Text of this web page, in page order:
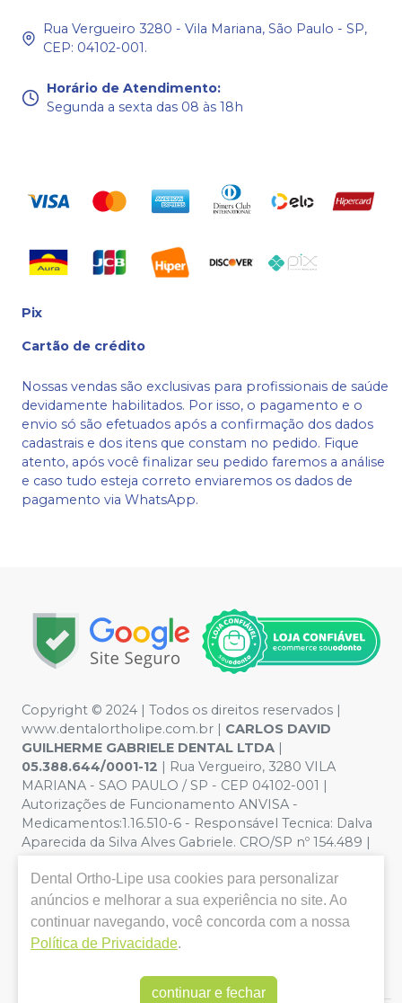
Rua Vergueiro 3280 - Vila Mariana, São Paulo - SP,
CEP: 04102-001.
Horário de Atendimento:
Segunda a sexta das 08 às 18h
Pix
Cartão de crédito
Nossas vendas são exclusivas para profissionais de saúde
devidamente habilitados. Por isso, o pagamento e o
envio só são efetuados após a confirmação dos dados
cadastrais e dos itens que constam no pedido. Fique
atento, após você finalizar seu pedido faremos a análise
e caso tudo esteja correto enviaremos os dados de
pagamento via WhatsApp.
Copyright © 2024 | Todos os direitos reservados |
www.dentalortholipe.com.br | CARLOS DAVID
GUILHERME GABRIELE DENTAL LTDA |
05.388.644/0001-12 | Rua Vergueiro, 3280 VILA
MARIANA - SAO PAULO / SP - CEP 04102-001 |
Autorizações de Funcionamento ANVISA -
Medicamentos:1.16.510-6 - Responsável Tecnica: Dalva
Aparecida da Silva Alves Gabriele. CRO/SP nº 154.489 |
ilustrativas - Os preços e condições da loja virtual estão
sujeitos a alterações. Em caso de divergência de preços
no site, o valor válido é o do Carrinho de Compra. Não
vendemos por atacado, por isso nos reservamos o
direito de não atender compras de grandes volumes
Dental Ortho-Lipe usa cookies para personalizar
anúncios e melhorar a sua experiência no site. Ao
continuar navegando, você concorda com a nossa
Política de Privacidade.
continuar e fechar